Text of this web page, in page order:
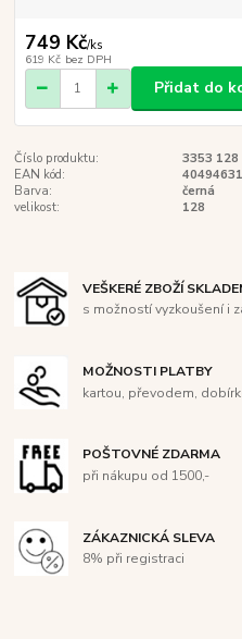
749 Kč/ks
619 Kč bez DPH
Přidat do
Číslo produktu:
3353 128
EAN kód:
Barva:
černá
velikost:
128
VEŠKERÉ ZBOŽÍ
s možností vyzkoušení i
MOŽNOSTI PLATBY
kartou, převodem,
POŠTOVNÉ ZDARMA
při nákupu od 1500,-
ZÁKAZNICKÁ SLEVA
8% při registraci